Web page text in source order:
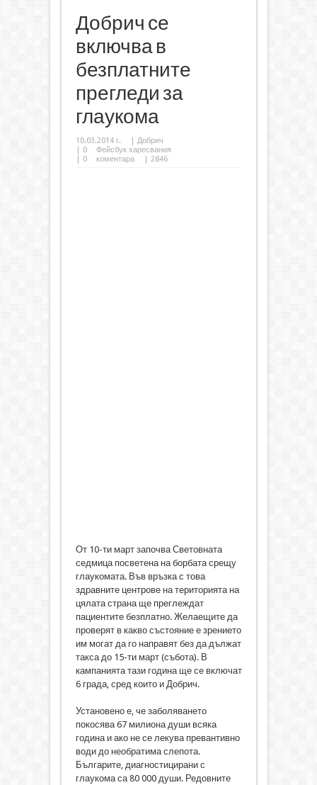
Добрич се
включва в
безплатните
прегледи за
глаукома
10.03.2014 г. | Добрич
| 0
Фейсбук харесвания
| 0 коментара | 2846
От 10-ти март започва Световната
седмица посветена на борбата срещу
глаукомата. Във връзка с това
здравните центрове на територията на
цялата страна ще преглеждат
пациентите безплатно. Желаещите да
проверят в какво състояние е зрението
им могат да го направят без да дължат
такса до 15-ти март (събота). В
кампанията тази година ще се включат
6 града, сред които и Добрич.
Установено е, че заболяването
покосява 67 милиона души всяка
година и ако не се лекува превантивно
води до необратима слепота.
Българите, диагностицирани с
глаукома са 80 000 души. Редовните